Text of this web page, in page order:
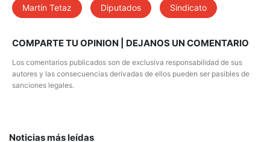
Martín Tetaz Diputados Sindicato
COMPARTE TU OPINION | DEJANOS UN COMENTARIO
Los comentarios publicados son de exclusiva responsabilidad de sus
autores y las consecuencias derivadas de ellos pueden ser pasibles de
sanciones legales.
Noticias más leídas